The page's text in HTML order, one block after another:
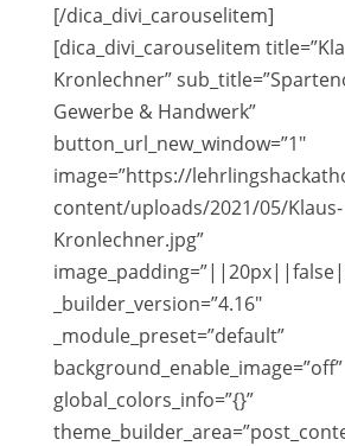
[/dica_divi_carouselitem]
[dica_divi_carouselitem
Kronlechner”
Gewerbe & Handwerk”
button_url_new_window=”1″
image=”https://
content/uploads/2021/05/Klaus-
Kronlechner.jpg”
_builder_version=”4.16″
_module_preset=”default”
background_enable_image=”off”
global_colors_info=”{}”